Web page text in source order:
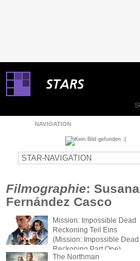
NAVIGATION
Filmographie: Susana
Fernández Casco
Mission: Impossible Dead
Reckoning Teil Eins
(Mission: Impossible Dead
Reckoning Part One)
The Northman